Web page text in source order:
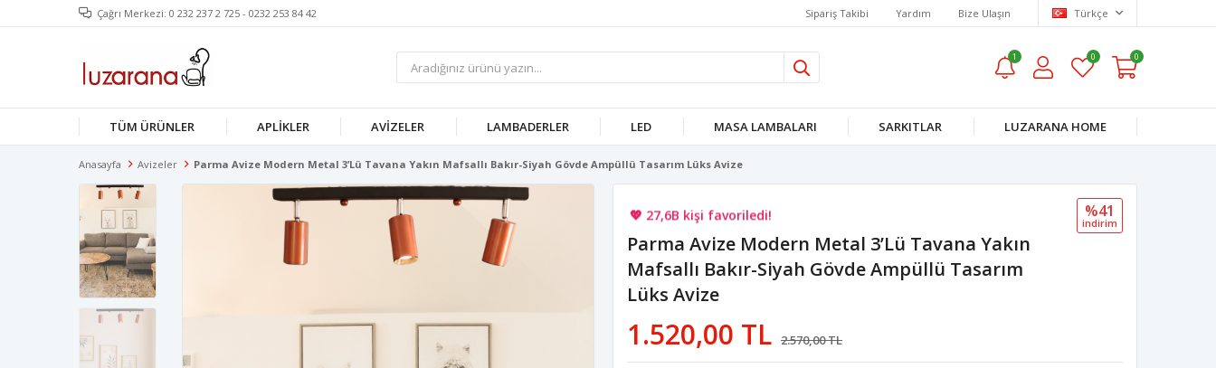
Çağrı Merkezi: 0 232 237 2 725 - 0232 253 84 42 Sipariş Takibi Yardım Bize Ulaşın Türkçe
1 0 0
TÜM ÜRÜNLER APLIKLER AVIZELER LAMBADERLER LED MASA LAMBALARI SARKITLAR LUZARANA HOME
Anasayfa Avizeler Parma Avize Modern Metal 3’lü Tavana Yakın Mafsallı Bakır-Siyah Gövde Ampüllü Tasarım Lüks Avize
🚚 Hızlı teslimat yapılıyor!
💖 27,6B kişi favoriledi!
💸 Sepette 100 TL indirim!
Parma Avize Modern Metal 3’lü Tavana Yakın
Mafsallı Bakır-Siyah Gövde Ampüllü Tasarım
Lüks Avize
1.520,00 TL 2.570,00 TL
%41
i̇ndi̇ri̇m